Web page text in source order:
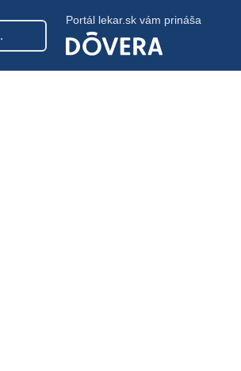
Portál lekar.sk vám prináša